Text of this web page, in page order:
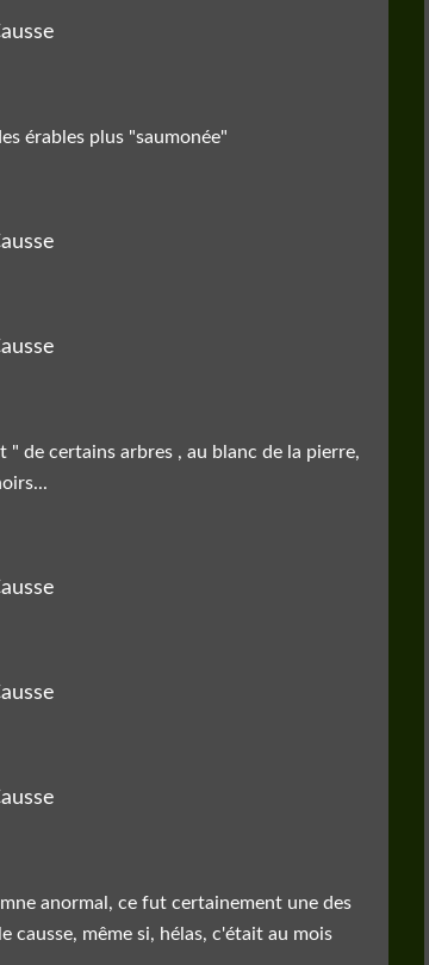
érables plus "saumonée"
" de certains arbres , au blanc de la pierre,
anormal, ce fut certainement une des
causse, même si, hélas, c'était au mois